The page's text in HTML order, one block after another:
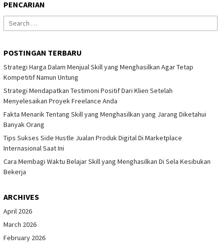
PENCARIAN
Search
for:
POSTINGAN TERBARU
Strategi Harga Dalam Menjual Skill yang Menghasilkan Agar Tetap
Kompetitif Namun Untung
Strategi Mendapatkan Testimoni Positif Dari Klien Setelah
Menyelesaikan Proyek Freelance Anda
Fakta Menarik Tentang Skill yang Menghasilkan yang Jarang Diketahui
Banyak Orang
Tips Sukses Side Hustle Jualan Produk Digital Di Marketplace
Internasional Saat Ini
Cara Membagi Waktu Belajar Skill yang Menghasilkan Di Sela Kesibukan
Bekerja
ARCHIVES
April 2026
March 2026
February 2026